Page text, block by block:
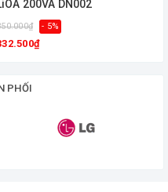
vấn tốt hơn vềbiến áp lioa
nghĩ. Hotline 0938 205
200VA DN002
- 5%
PHỐI